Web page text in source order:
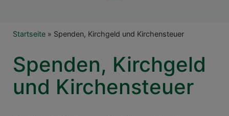
Breadcrumb
Startseite Spenden, Kirchgeld und Kirchensteuer
Spenden, Kirchgeld
und Kirchensteuer